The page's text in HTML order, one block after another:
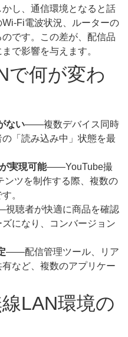
し、通信環境となると話
Fi電波状況、ルーターの
です。この差が、配信品
で影響を与えます。
で何が変わ
ない——複数デバイス同時
「読み込み中」状態を最
実現可能——YouTube撮
ンツを制作する際、複数の
。
聴者が快適に商品を確認
になり、コンバージョン
——配信管理ツール、リア
など、複数のアプリケー
LAN環境の